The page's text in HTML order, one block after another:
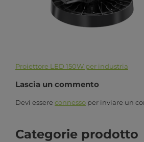
Proiettore LED 150W per industria
Lascia un commento
Devi essere connesso per inviare un
Categorie prodotto